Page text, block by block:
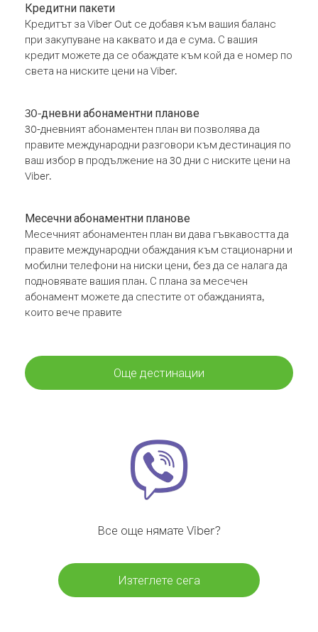
Кредитни пакети
Кредитът за Viber Out се добавя към вашия баланс
при закупуване на каквато и да е сума. С вашия
кредит можете да се обаждате към кой да е номер по
света на ниските цени на Viber.
30-дневни абонаментни планове
30-дневният абонаментен план ви позволява да
правите международни разговори към дестинация по
ваш избор в продължение на 30 дни с ниските цени на
Viber.
Месечни абонаментни планове
Месечният абонаментен план ви дава гъвкавостта да
правите международни обаждания към стационарни и
мобилни телефони на ниски цени, без да се налага да
подновявате вашия план. С плана за месечен
абонамент можете да спестите от обажданията,
които вече правите
Още дестинации
Все още нямате Viber?
Изтеглете сега